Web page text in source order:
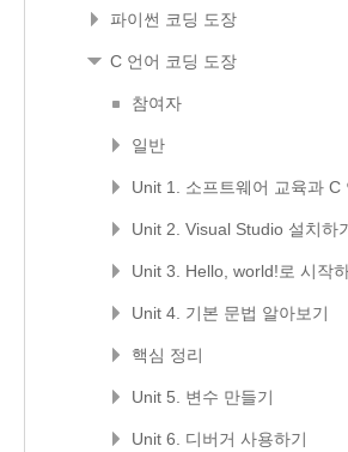
파이썬 코딩 도장
C 언어 코딩 도장
참여자
일반
Unit 1. 소프트웨어 교육과 C
Unit 2. Visual Studio 설치하
Unit 3. Hello, world!로 시작
Unit 4. 기본 문법 알아보기
핵심 정리
Unit 5. 변수 만들기
Unit 6. 디버거 사용하기